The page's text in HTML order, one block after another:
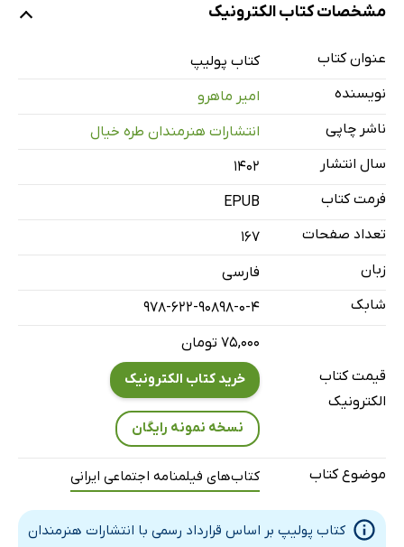
مشخصات کتاب الکترونیک
عنوان کتاب
کتاب پولیپ
نویسنده
امیر ماهرو
ناشر چاپی
انتشارات هنرمندان طره خیال
سال انتشار
۱۴۰۲
فرمت کتاب
EPUB
تعداد صفحات
167
زبان
فارسی
شابک
978-622-90898-0-4
قیمت کتاب
الکترونیک
۷۵,۰۰۰ تومان
خرید کتاب الکترونیک
نسخه نمونه رایگان
موضوع کتاب کتاب‌های فیلمنامه اجتماعی ایرانی
کتاب پولیپ بر اساس قرارداد رسمی با انتشارات هنرمندان